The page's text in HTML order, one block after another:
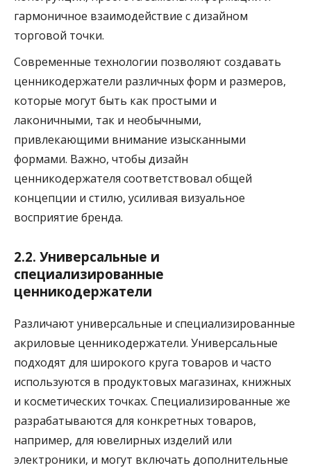
гармоничное взаимодействие с дизайном
торговой точки.
Современные технологии позволяют создавать
ценникодержатели различных форм и размеров,
которые могут быть как простыми и
лаконичными, так и необычными,
привлекающими внимание изысканными
формами. Важно, чтобы дизайн
ценникодержателя соответствовал общей
концепции и стилю, усиливая визуальное
восприятие бренда.
2.2. Универсальные и
специализированные
ценникодержатели
Различают универсальные и специализированные
акриловые ценникодержатели. Универсальные
подходят для широкого круга товаров и часто
используются в продуктовых магазинах, книжных
и косметических точках. Специализированные же
разрабатываются для конкретных товаров,
например, для ювелирных изделий или
электроники, и могут включать дополнительные